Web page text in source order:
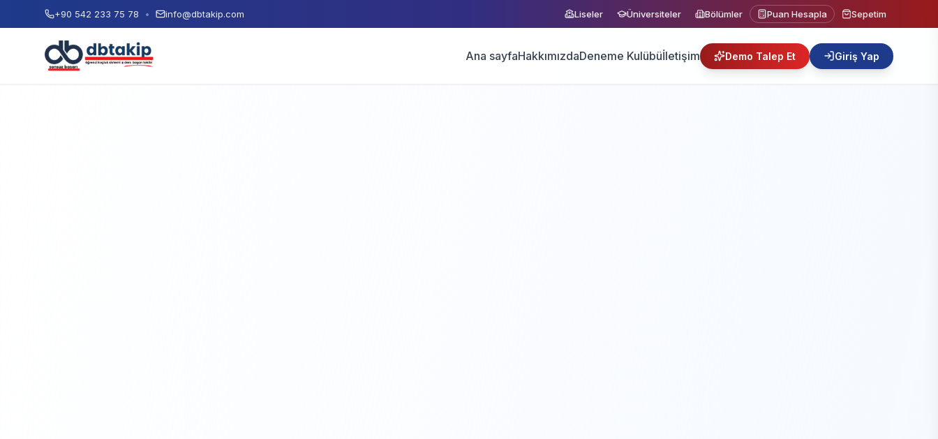
+90 542 233 75 78 • info@dbtakip.com Liseler Üniversiteler Bölümler Puan Hesapla Sepetim
Ana sayfaHakkımızdaDeneme Kulübüİletişim Demo Talep Et Giriş Yap